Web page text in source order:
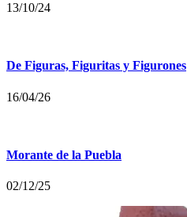
13/10/24
De Figuras, Figuritas y Figurones
16/04/26
Morante de la Puebla
02/12/25